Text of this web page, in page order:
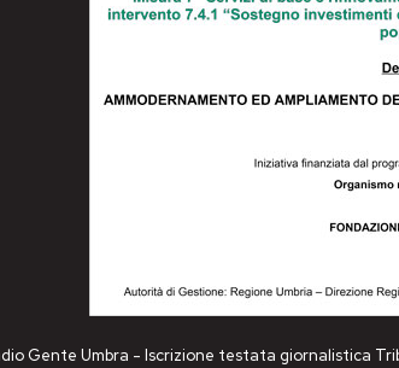
Gente Umbra - Iscrizione testata giornalistica